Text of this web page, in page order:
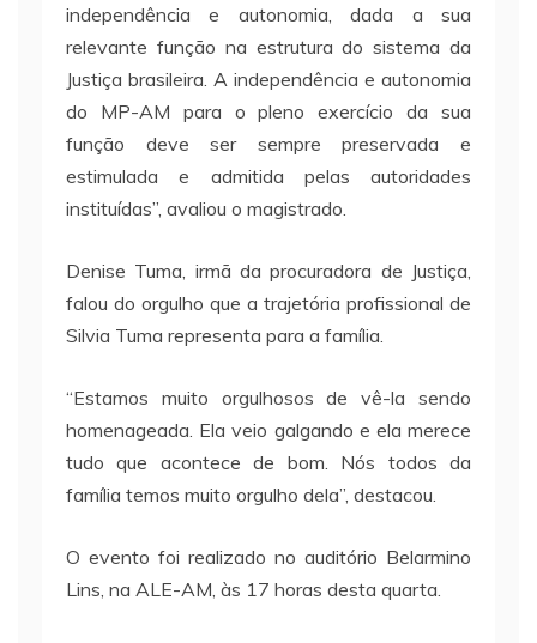
independência e autonomia, dada a sua
relevante função na estrutura do sistema da
Justiça brasileira. A independência e autonomia
do MP-AM para o pleno exercício da sua
função deve ser sempre preservada e
estimulada e admitida pelas autoridades
instituídas”, avaliou o magistrado.
Denise Tuma, irmã da procuradora de Justiça,
falou do orgulho que a trajetória profissional de
Silvia Tuma representa para a família.
“Estamos muito orgulhosos de vê-la sendo
homenageada. Ela veio galgando e ela merece
tudo que acontece de bom. Nós todos da
família temos muito orgulho dela”, destacou.
O evento foi realizado no auditório Belarmino
Lins, na ALE-AM, às 17 horas desta quarta.